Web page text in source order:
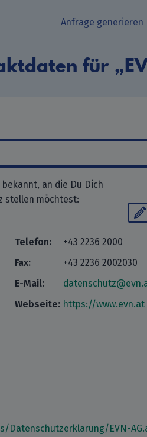
Anfrage generieren
für
an die Du Dich
stellen möchtest:
Telefon:
+43 2236 2000
Fax:
+43 2236 2002030
E-Mail:
Webseite: https://www.evn.at
Datenschutzerklarung/EVN-